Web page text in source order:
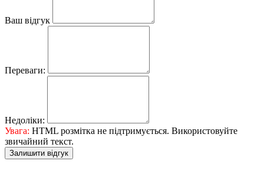
Ваш відгук
Переваги:
Недоліки:
Увага: HTML розмітка не підтримується. Використовуйте
звичайний текст.
Залишити відгук